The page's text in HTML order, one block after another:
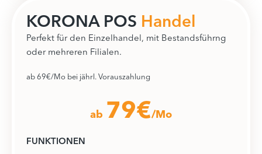
KORONA POS Handel
Perfekt für den Einzelhandel, mit Bestandsführng
oder mehreren Filialen.
ab 69€/Mo bei jährl. Vorauszahlung
ab 79€/Mo
FUNKTIONEN